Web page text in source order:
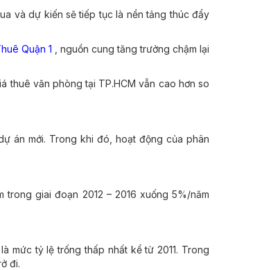
và dự kiến sẽ tiếp tục là nền tảng thúc đẩy
Quận 1 , nguồn cung tăng trưởng chậm lại
thuê văn phòng tại TP.HCM vẫn cao hơn so
án mới. Trong khi đó, hoạt động của phân
giai đoạn 2012 – 2016 xuống 5%/năm
mức tỷ lệ trống thấp nhất kể từ 2011. Trong
đi.